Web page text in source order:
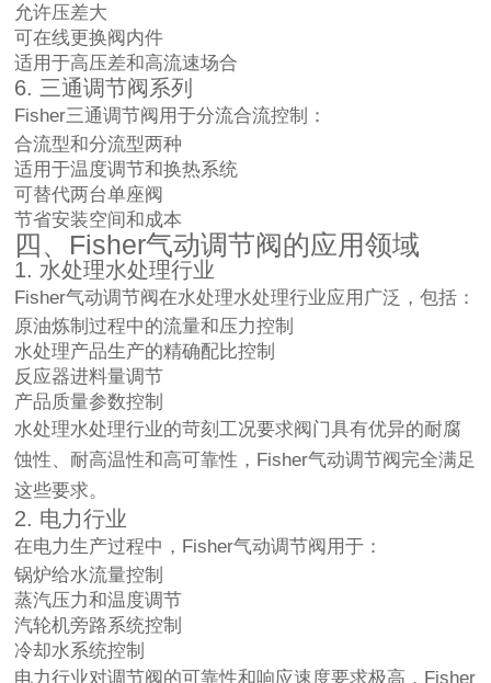
允许压差大
可在线更换阀内件
适用于高压差和高流速场合
6. 三通调节阀系列
Fisher三通调节阀用于分流合流控制：
合流型和分流型两种
适用于温度调节和换热系统
可替代两台单座阀
节省安装空间和成本
四、Fisher气动调节阀的应用领域
1. 水处理水处理行业
Fisher气动调节阀在水处理水处理行业应用广泛，包括：
原油炼制过程中的流量和压力控制
水处理产品生产的精确配比控制
反应器进料量调节
产品质量参数控制
水处理水处理行业的苛刻工况要求阀门具有优异的耐腐
蚀性、耐高温性和高可靠性，Fisher气动调节阀完全满足
这些要求。
2. 电力行业
在电力生产过程中，Fisher气动调节阀用于：
锅炉给水流量控制
蒸汽压力和温度调节
汽轮机旁路系统控制
冷却水系统控制
电力行业对调节阀的可靠性和响应速度要求极高，Fisher